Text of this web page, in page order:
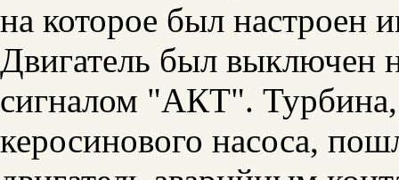
на которое был настроен
Двигатель был выключен
сигналом "АКТ". Турбина,
керосинового насоса,